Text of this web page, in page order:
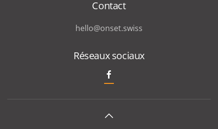
Contact
hello@onset.swiss
Réseaux sociaux